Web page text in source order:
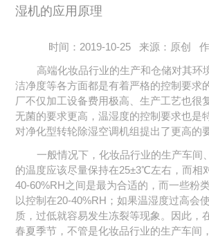
湿机的应用原理
时间：2019-10-25 来源：原创
高端化妆品行业的生产和仓储对其环
洁净度等各方面都是有着严格的控制要求
厂不仅加工设备费用极高、生产工艺也很
无菌的要求更高，温湿度的控制要求也是
对净化型转轮除湿空调机组提出了更高的
一般情况下，化妆品行业的生产车间
的温度应该尽量保持在25±3℃左右，而相
40-60%RH之间是最为合适的，而一些粉
以控制在20-40%RH；如果温湿度过高会
质，过低就容易发生冻裂等现象。因此，
春夏季节，不管是化妆品行业的生产车间